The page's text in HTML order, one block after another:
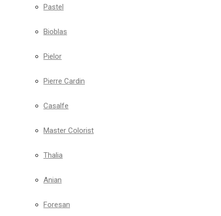
Pastel
Bioblas
Pielor
Pierre Cardin
Casalfe
Master Colorist
Thalia
Anian
Foresan